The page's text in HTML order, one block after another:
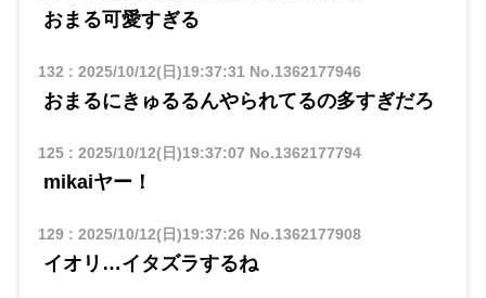
おまる可愛すぎる
132 : 2025/10/12(日)19:37:31 No.1362177946
おまるにきゅるるんやられてるの多すぎだろ
125: 2025/10/12(日)19:37:07 No.1362177794
mikaiヤー！
129: 2025/10/12(日)19:37:26 No.1362177908
イオリ…イタズラするね